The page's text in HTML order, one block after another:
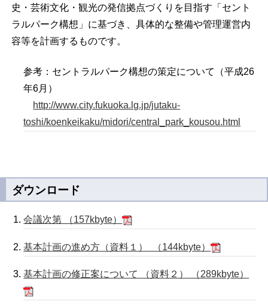
史・芸術文化・観光の発信拠点づくりを目指す「セント
ラルパーク構想」に基づき、具体的な整備や管理運営内
容等を計画するものです。
参考：セントラルパーク構想の策定について（平成26
年6月）
http://www.city.fukuoka.lg.jp/jutaku-
toshi/koenkeikaku/midori/central_park_kousou.html
ダウンロード
会議次第 （157kbyte）
基本計画の進め方（資料１） （144kbyte）
基本計画の修正案について （資料２） （289kbyte）